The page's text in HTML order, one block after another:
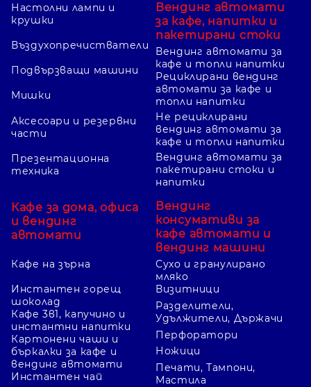
Настолни лампи и
крушки
Въздухопречистватели
Подвързващи машини
Мишки
Аксесоари и резервни
части
Презентационна
техника
Кафе за дома, офиса
и вендинг
автомати
Кафе на зърна
Вендинг автомати
за кафе, напитки и
пакетирани стоки
Вендинг автомати за
кафе и топли напитки
Рециклирани вендинг
автомати за кафе и
топли напитки
Не рециклирани
вендинг автомати за
кафе и топли напитки
Вендинг автомати за
пакетирани стоки и
напитки
Вендинг
консумативи за
кафе автомати и
вендинг машини
Сухо и гранулирано
мляко
Инстантен горещ
шоколад
Кафе 3в1, капучино и
инстантни напитки
Картонени чаши и
бъркалки за кафе и
вендинг автомати
Инстантен чай
Визитници
Разделители,
Удължители, Държачи
Перфоратори
Ножици
Печати, Тампони,
Мастила